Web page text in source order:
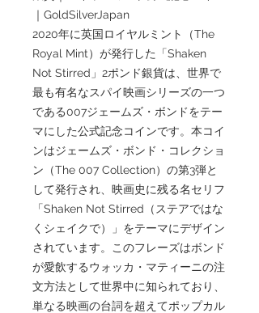
｜GoldSilverJapan
2020年に英国ロイヤルミント（The
Royal Mint）が発行した「Shaken
Not Stirred」2ポンド銀貨は、世界で
最も有名なスパイ映画シリーズの一つ
である007ジェームズ・ボンドをテー
マにした公式記念コインです。本コイ
ンはジェームズ・ボンド・コレクショ
ン（The 007 Collection）の第3弾と
して発行され、映画史に残る名セリフ
「Shaken Not Stirred（ステアではな
くシェイクで）」をテーマにデザイン
されています。このフレーズはボンド
が愛飲するウォッカ・マティーニの注
文方法として世界中に知られており、
単なる映画の台詞を超えてポップカル